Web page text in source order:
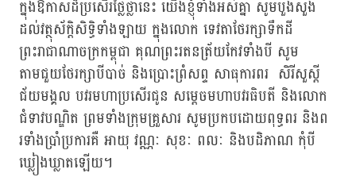
ក្នុងឱកាសដ៏ប្រសើរថ្លៃថ្លានេះ យើងខ្ញុំទាំងអស់គ្នា សូមបួងសួង
ដល់វត្ថុស័ក្ដិសិទ្ធិទាំងឡាយ ក្នុងលោក ទេវតាថែរក្សាទឹកដី
ព្រះរាជាណាចក្រកម្ពុជា គុណព្រះរតនត្រ័យកែវទាំងបី សូម
តាមជួយថែរក្សាបីបាច់ និងប្រោះព្រំសព្ទ សាធុការពរ សិរីសួស្ដី
ជ័យមង្គល បវរមហាប្រសើរជូន សម្តេចមហាបវរធិបតី និងលោក
ជំទាវបណ្ឌិត ព្រមទាំងក្រុមគ្រួសារ សូមប្រកបដោយពុទ្ធពរ និងព
រទាំងប្រាំប្រការគឺ អាយុ វណ្ណៈ សុខៈ ពលៈ និងបដិភាណ កុំបី
ឃ្លៀងឃ្លាតឡើយ។